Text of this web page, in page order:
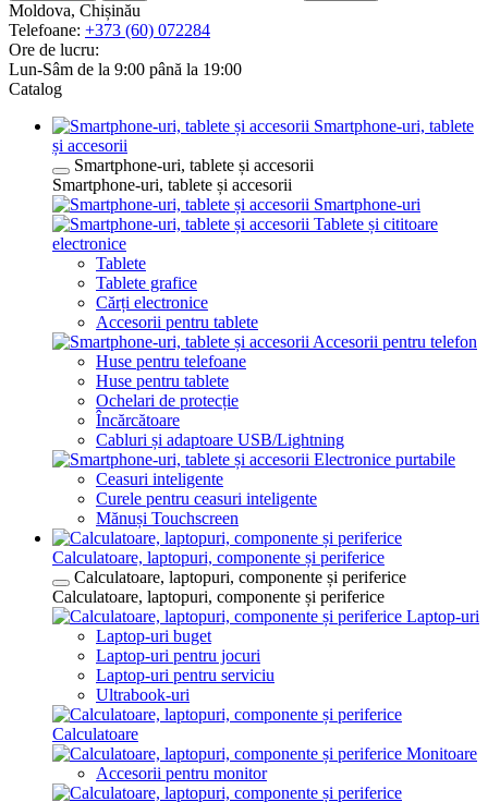
Moldova, Chișinău
Telefoane: +373 (60) 072284
Ore de lucru:
Lun-Sâm de la 9:00 până la 19:00
Catalog
Smartphone-uri, tablete
și accesorii
Smartphone-uri, tablete și accesorii
Smartphone-uri, tablete și accesorii
Smartphone-uri
Tablete și cititoare
electronice
Tablete
Tablete grafice
Cărți electronice
Accesorii pentru tablete
Accesorii pentru telefon
Huse pentru telefoane
Huse pentru tablete
Ochelari de protecție
Încărcătoare
Cabluri și adaptoare USB/Lightning
Electronice purtabile
Ceasuri inteligente
Curele pentru ceasuri inteligente
Mănuși Touchscreen
Calculatoare, laptopuri, componente și periferice
Calculatoare, laptopuri, componente și periferice
Calculatoare, laptopuri, componente și periferice
Laptop-uri
Laptop-uri buget
Laptop-uri pentru jocuri
Laptop-uri pentru serviciu
Ultrabook-uri
Calculatoare
Monitoare
Accesorii pentru monitor